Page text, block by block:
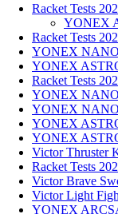
Racket Tests
YONEX
Racket Tests
YONEX
YONEX
Racket Tests
YONEX
YONEX
YONEX
YONEX
Victor Thruster
Racket Tests
Victor Brave
Victor Light
YONEX